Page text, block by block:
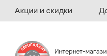
Акции и скидки
Интернет-